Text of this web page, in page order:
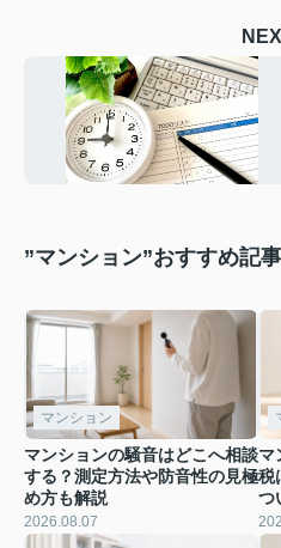
”マンション”おすすめ記事
マンション
マンションの騒音はどこへ相談
する？測定方法や防音性の見極
め方も解説
2026.08.07
マ
税
つ